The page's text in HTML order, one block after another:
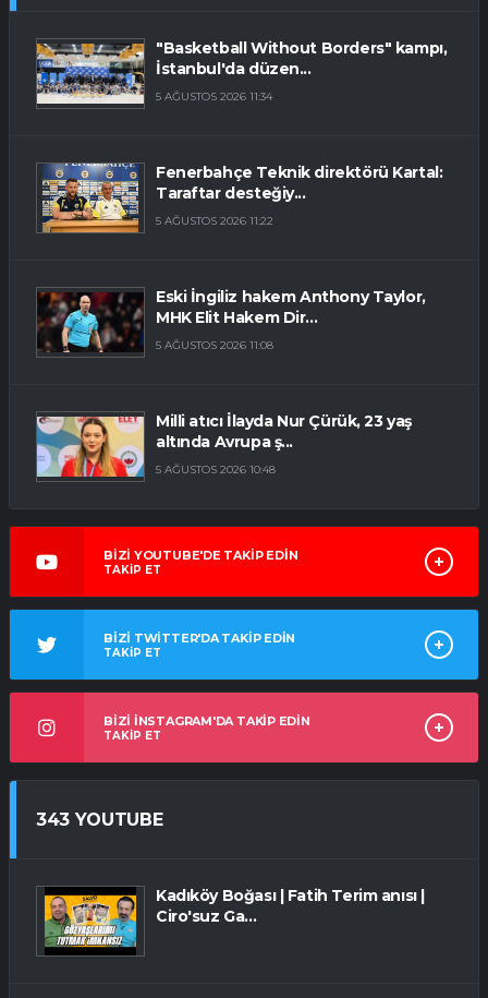
"Basketball Without Borders" kampı,
İstanbul'da düzen...
5 AĞUSTOS 2026 11:34
Fenerbahçe Teknik direktörü Kartal:
Taraftar desteğiy...
5 AĞUSTOS 2026 11:22
Eski İngiliz hakem Anthony Taylor,
MHK Elit Hakem Dir...
5 AĞUSTOS 2026 11:08
Milli atıcı İlayda Nur Çürük, 23 yaş
altında Avrupa ş...
5 AĞUSTOS 2026 10:48
BİZİ YOUTUBE'DE TAKİP EDİN
TAKİP ET
BİZİ TWİTTER'DA TAKİP EDİN
TAKİP ET
BİZİ İNSTAGRAM'DA TAKİP EDİN
TAKİP ET
343 YOUTUBE
Kadıköy Boğası | Fatih Terim anısı |
Ciro'suz Ga...